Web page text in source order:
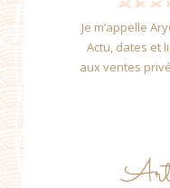
Je m’appelle
Actu, dates et
aux ventes